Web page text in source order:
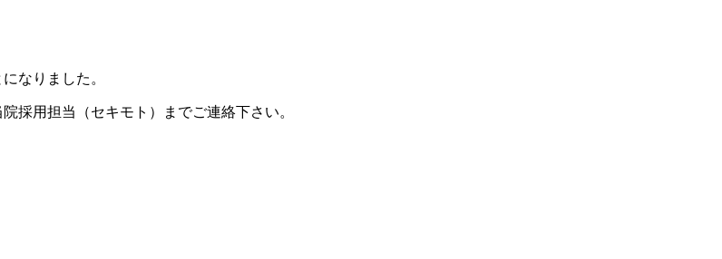
なりました。
採用担当（セキモト）までご連絡下さい。